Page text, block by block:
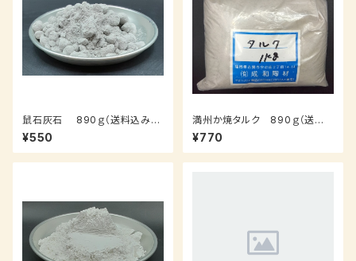
鼠石灰石 890ｇ（送料込み：
クロネコパケット）
¥550
満州か焼タルク 890ｇ（送料
込み：クロネコパケット）
¥770